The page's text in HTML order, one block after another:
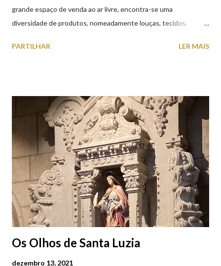
grande espaço de venda ao ar livre, encontra-se uma
diversidade de produtos, nomeadamente louças, tecidos,
cobres entre muitos outros. Horário de funcionamento | Verão
(2019.10.25) Feira Semanal em Viana do Castelo (2019.10.25)
Feira Semanal em Viana do Castelo (2019.10.25) Feira Semanal
em Viana do Castelo (2019.10.25) Feira Semanal em Viana do
Castelo (2019.10.25) Feira Semanal em Viana do Castelo
(2019.10.25)
PARTILHAR LER MAIS
Os Olhos de Santa Luzia
dezembro 13, 2021